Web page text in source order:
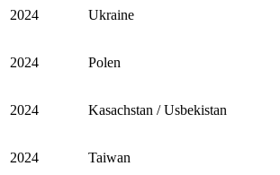
2024 Ukraine
2024 Polen
2024 Kasachstan / Usbekistan
2024 Taiwan